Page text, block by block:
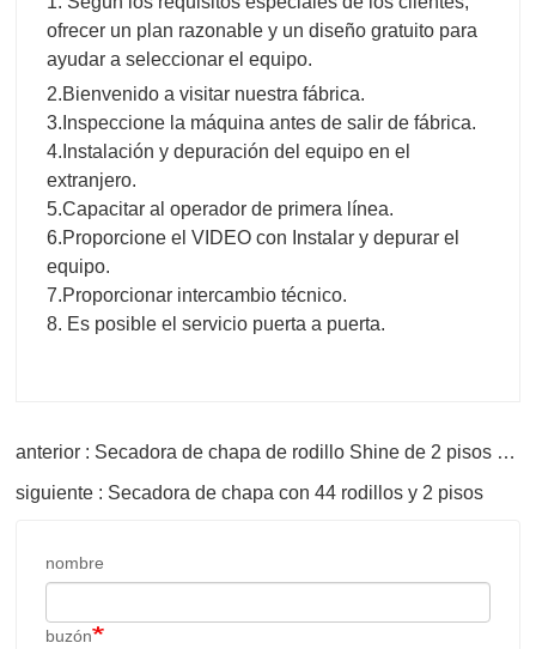
ofrecer un plan razonable y un diseño gratuito para
ayudar a seleccionar el equipo.
2.Bienvenido a visitar nuestra fábrica.
3.Inspeccione la máquina antes de salir de fábrica.
4.Instalación y depuración del equipo en el
extranjero.
5.Capacitar al operador de primera línea.
6.Proporcione el VIDEO con Instalar y depurar el
equipo.
7.Proporcionar intercambio técnico.
8. Es posible el servicio puerta a puerta.
anterior : Secadora de chapa de rodillo Shine de 2 pisos y 50 m
siguiente : Secadora de chapa con 44 rodillos y 2 pisos
nombre
buzón